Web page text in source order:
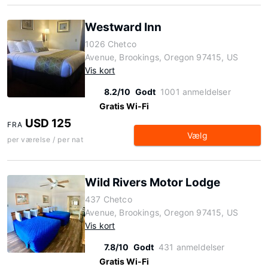
Westward Inn
1026 Chetco
Avenue, Brookings, Oregon 97415, US
Vis kort
8.2/10 Godt 1001 anmeldelser
Gratis Wi-Fi
FRA USD 125
per værelse / per nat Vælg
Wild Rivers Motor Lodge
437 Chetco
Avenue, Brookings, Oregon 97415, US
Vis kort
7.8/10 Godt 431 anmeldelser
Gratis Wi-Fi